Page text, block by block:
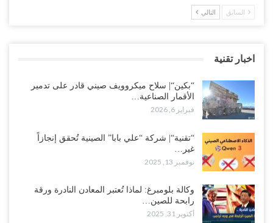
السابق التالي
اخبار تقنية
“بكين“| سلاح ميكروويف صيني قادر على تدمير
الأقمار الصناعية…
فبراير 6, 2026
“تقنية“| شركة “علي بابا” الصينية تُحقق إنجازاً
غير…
نوفمبر 13, 2025
وكالة بلومبرغ: لماذا تُعتبر المعادن النادرة ورقة
رابحة للصين…
أكتوبر 31, 2025